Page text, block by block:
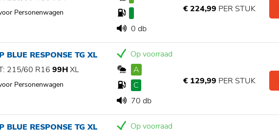
Personenwagen
0 db
€ 224,99 PER STUK
BLUE RESPONSE TG XL
215/60 R1699HXL
Personenwagen
Op voorraad
A
C
70 db
€ 129,99 PER STUK
BLUE RESPONSE TG XL
Op voorraad